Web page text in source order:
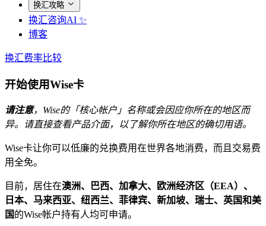
换汇攻略
换汇咨询AI ✨
博客
换汇费率比较
开始使用Wise卡
请注意，Wise的「核心帐户」名称或会因应你所在的地区而
异。请直接查看产品介面，以了解你所在地区的确切用语。
Wise卡让你可以低廉的兑换费用在世界各地消费，而且交易费
用全免。
目前，居住在澳洲、巴西、加拿大、欧洲经济区（EEA）、
日本、马来西亚、纽西兰、菲律宾、新加坡、瑞士、英国和美
国的Wise帐户持有人均可申请。